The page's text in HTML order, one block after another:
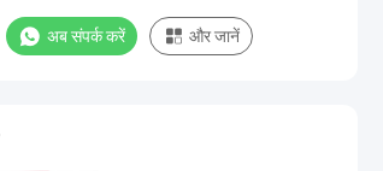
नेविगेशन प्रणालियों के परीक्षण के लिए उपयोग किया जाता
है।
अब संपर्क करें और जानें